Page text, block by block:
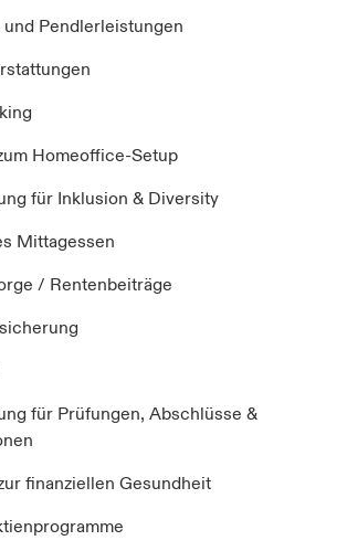
Pendlerleistungen
Homeoffice-Setup
für Inklusion & Diversity
Mittagessen
/ Rentenbeiträge
für Prüfungen, Abschlüsse &
finanziellen Gesundheit